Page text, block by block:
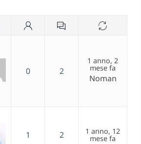
0 2
1 anno, 2
mese fa
Noman
1 2 1 anno, 12
mese fa